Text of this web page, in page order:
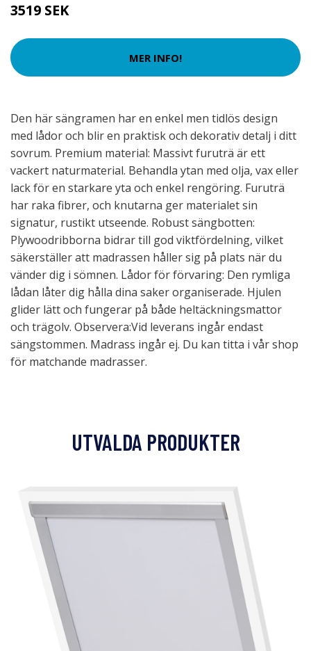
3519 SEK
MER INFO!
Den här sängramen har en enkel men tidlös design
med lådor och blir en praktisk och dekorativ detalj i ditt
sovrum. Premium material: Massivt furuträ är ett
vackert naturmaterial. Behandla ytan med olja, vax eller
lack för en starkare yta och enkel rengöring. Furuträ
har raka fibrer, och knutarna ger materialet sin
signatur, rustikt utseende. Robust sängbotten:
Plywoodribborna bidrar till god viktfördelning, vilket
säkerställer att madrassen håller sig på plats när du
vänder dig i sömnen. Lådor för förvaring: Den rymliga
lådan låter dig hålla dina saker organiserade. Hjulen
glider lätt och fungerar på både heltäckningsmattor
och trägolv. Observera:Vid leverans ingår endast
sängstommen. Madrass ingår ej. Du kan titta i vår shop
för matchande madrasser.
UTVALDA PRODUKTER